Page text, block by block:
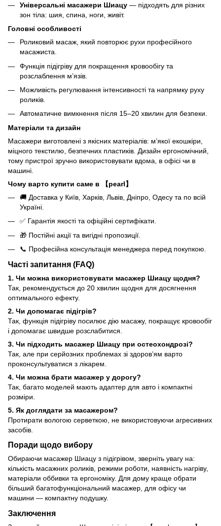
Універсальні масажери Шиацу — підходять для різних
зон тіла: шия, спина, ноги, живіт.
Головні особливості
Роликовий масаж, який повторює рухи професійного
масажиста.
Функція підігріву для покращення кровообігу та
розслаблення м’язів.
Можливість регулювання інтенсивності та напрямку руху
роликів.
Автоматичне вимкнення після 15–20 хвилин для безпеки.
Матеріали та дизайн
Масажери виготовлені з якісних матеріалів: м’якої екошкіри,
міцного текстилю, безпечних пластиків. Дизайн ергономічний,
тому пристрої зручно використовувати вдома, в офісі чи в
машині.
Чому варто купити саме в 【pearl】
🚚 Доставка у Київ, Харків, Львів, Дніпро, Одесу та по всій
Україні.
✅ Гарантія якості та офіційні сертифікати.
🎁 Постійні акції та вигідні пропозиції.
📞 Професійна консультація менеджера перед покупкою.
Часті запитання (FAQ)
1. Чи можна використовувати масажер Шиацу щодня?
Так, рекомендується до 20 хвилин щодня для досягнення
оптимального ефекту.
2. Чи допомагає підігрів?
Так, функція підігріву посилює дію масажу, покращує кровообіг
і допомагає швидше розслабитися.
3. Чи підходить масажер Шиацу при остеохондрозі?
Так, але при серйозних проблемах зі здоров’ям варто
проконсультуватися з лікарем.
4. Чи можна брати масажер у дорогу?
Так, багато моделей мають адаптер для авто і компактні
розміри.
5. Як доглядати за масажером?
Протирати вологою серветкою, не використовуючи агресивних
засобів.
Поради щодо вибору
Обираючи масажер Шиацу з підігрівом, зверніть увагу на:
кількість масажних роликів, режими роботи, наявність нагріву,
матеріали оббивки та ергономіку. Для дому краще обрати
більший багатофункціональний масажер, для офісу чи
машини — компактну подушку.
Заключення